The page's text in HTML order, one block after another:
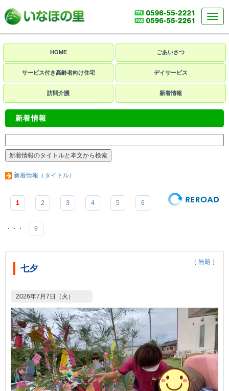
HOME ごあいさつ
サービス付き高齢者向け住宅 デイサービス
訪問介護 新着情報
新着情報
新着情報（タイトル）
1 2 3 4 5 6
・・・ 9
七夕
（ 無題 ）
2026年7月7日（火）